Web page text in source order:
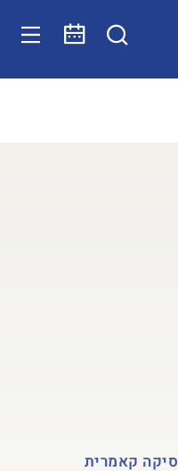
קאמרית